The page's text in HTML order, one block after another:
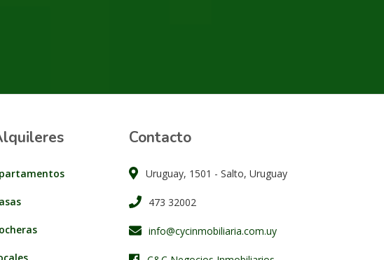
Contacto
Uruguay, 1501 - Salto, Uruguay
473 32002
info@cycinmobiliaria.com.uy